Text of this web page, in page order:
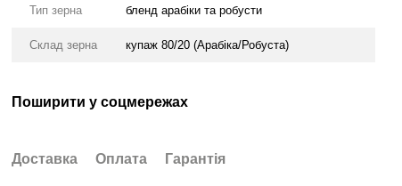
Тип зерна бленд арабіки та робусти
Склад зерна купаж 80/20 (Арабіка/Робуста)
Поширити у соцмережах
Доставка Оплата Гарантія